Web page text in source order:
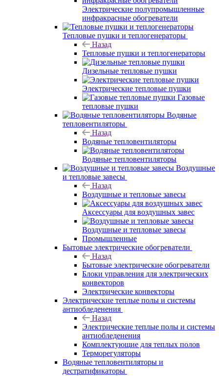
Электрические полупромышленные
инфракрасные обогреватели
Тепловые пушки и теплогенераторы
Назад
Тепловые пушки и теплогенераторы
Дизельные тепловые пушки
Электрические тепловые пушки
Газовые
тепловые пушки
Водяные
тепловентиляторы
Назад
Водяные тепловентиляторы
Водяные тепловентиляторы
Воздушные
и тепловые завесы
Назад
Воздушные и тепловые завесы
Аксессуары для воздушных завес
Воздушные и тепловые завесы
Промышленные
Бытовые электрические обогреватели
Назад
Бытовые электрические обогреватели
Блоки управления для электрических
конвекторов
Электрические конвекторы
Электрические теплые полы и системы
антиобледенения
Назад
Электрические теплые полы и системы
антиобледенения
Комплектующие для теплых полов
Терморегуляторы
Водяные тепловентиляторы и
дестратификаторы